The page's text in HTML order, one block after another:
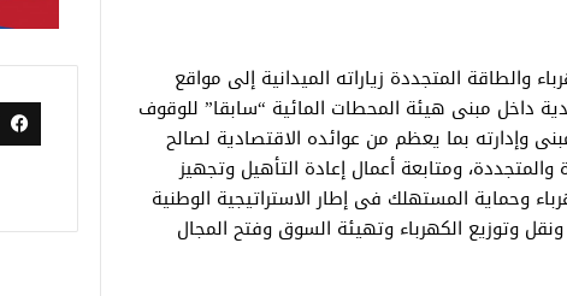
والطاقة المتجددة زياراته الميدانية إلى مواقع
داخل مبنى هيئة المحطات المائية “سابقا” للوقوف
وإدارته بما يعظم من عوائده الاقتصادية لصالح
ومتابعة أعمال إعادة التأهيل وتجهيز
وحماية المستهلك فى إطار الاستراتيجية الوطنية
وتوزيع الكهرباء وتهيئة السوق وفتح المجال